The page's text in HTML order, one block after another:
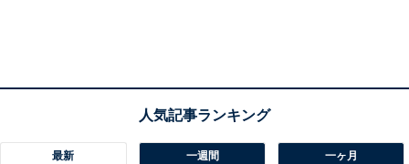
最新 一週間 一ヶ月